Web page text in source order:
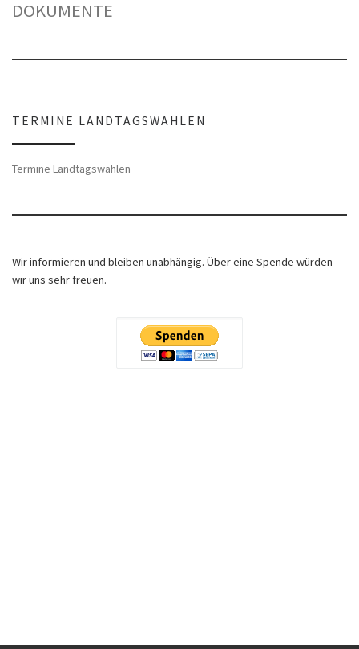
DOKUMENTE
TERMINE LANDTAGSWAHLEN
Termine Landtagswahlen
Wir informieren und bleiben unabhängig. Über eine Spende würden
wir uns sehr freuen.